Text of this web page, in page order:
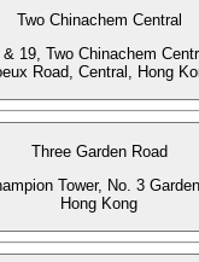
Two Chinachem Central
19, Two Chinachem
Road, Central, Hong
Three Garden Road
Tower, No. 3
Hong Kong